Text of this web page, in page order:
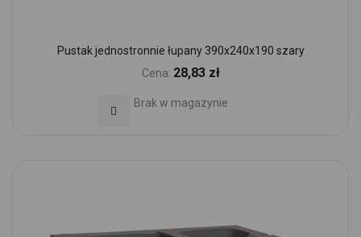
Pustak jednostronnie łupany 390x240x190 szary
Cena: 28,83 zł
Brak w magazynie
Dodaj do Ulubionych